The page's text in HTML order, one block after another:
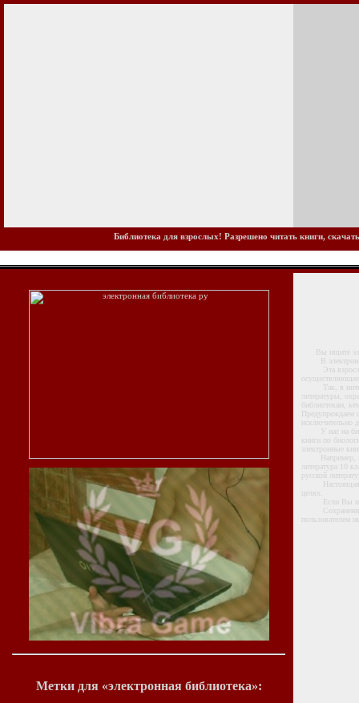
Библиотека для взрослых! Разрешено читать книги,
Метки для «электронная библиотека»:
Вы ищите
В
Эта взрослая
Так, в
литературы,
библиотекам,
Предупреждаем
исключительно
У нас на
книги по
электронные
Например, в
литература 10
русской
Настоящая
целях.
Если Вы
Сохранение
пользователем